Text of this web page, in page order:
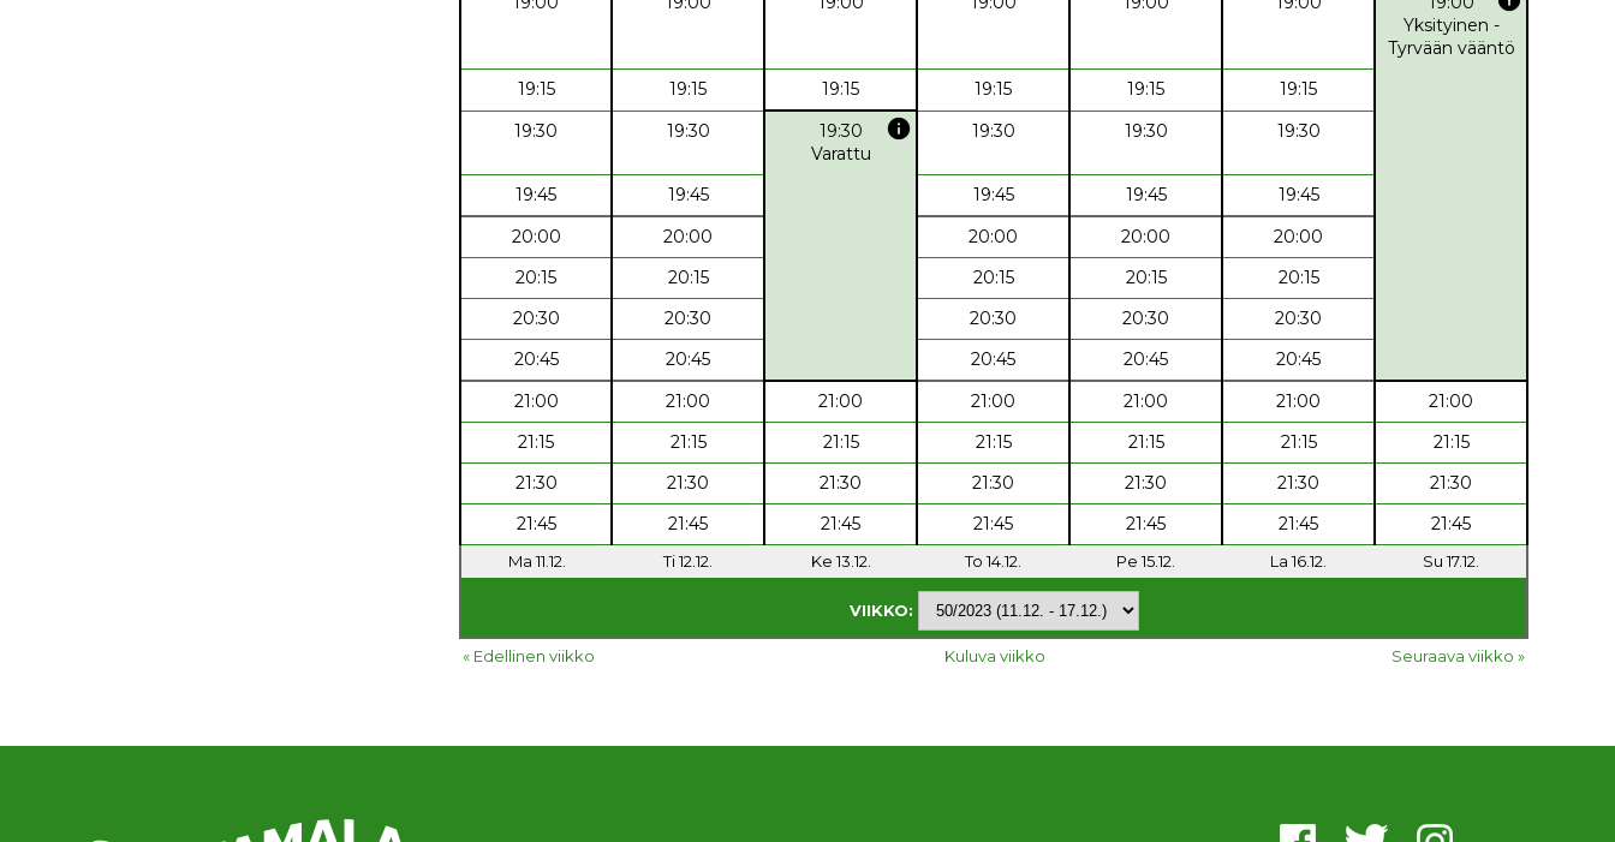
Yksityinen -
Tyrvään vääntö
19:15
19:15 19:15 19:15 19:15
19:15
19:30
19:30 19:30 info
Varattu
19:30 19:30 19:30
19:45 19:45 19:45 19:45
19:45
20:00
20:00 20:00 20:00
20:00
20:15
20:15 20:15 20:15
20:15
20:30
20:30 20:30 20:30
20:30
20:45
20:45 20:45 20:45
20:45
21:00
21:00 21:00 21:00 21:00 21:00
21:00
21:15
21:15 21:15 21:15 21:15 21:15
21:15
21:30
21:30 21:30 21:30 21:30 21:30
21:30
21:45
21:45 21:45 21:45 21:45 21:45 21:45
Ma 11.12. Ti 12.12. Ke 13.12. To 14.12. Pe 15.12. La 16.12. Su 17.12.
VIIKKO:
« Edellinen viikko Kuluva viikko Seuraava viikko »